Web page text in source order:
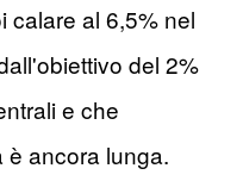
calare al 6,5% nel
del 2%
e che
è ancora lunga.